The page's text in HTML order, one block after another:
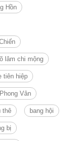
Hồn
lâm chi mộng
tiên hiệp
Phong Vân
thê bang hội
bị